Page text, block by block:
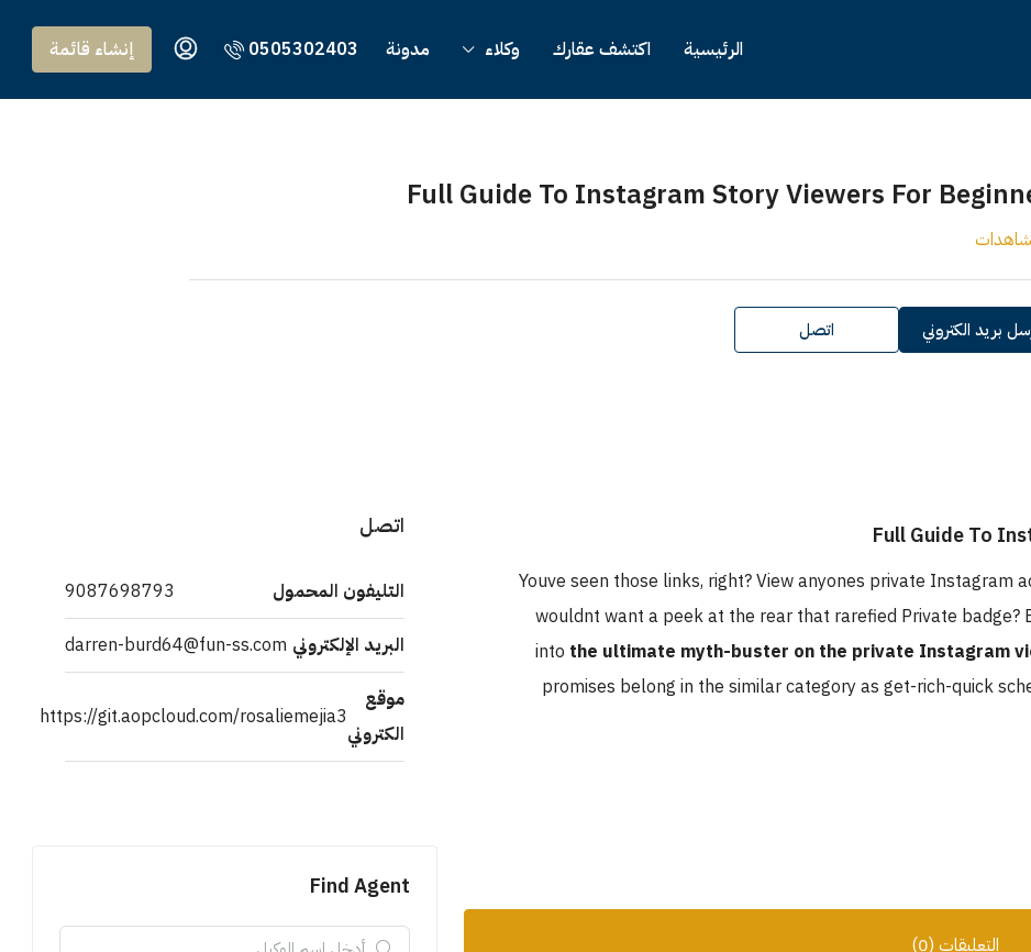
الرئيسية اكتشف عقارك وكلاء مدونة 0505302403 إنشاء قائمة
Full Guide To Instagram Story Viewers For
بريد الكتروني اتصل
Youve seen those links, right? View anyones private Instagram
wouldnt want a peek at the rear that rarefied Private
into the ultimate myth-buster on the private Instagram
promises belong in the similar category as get-rich-quick
التعليقات (0)
اتصل
التليفون المحمول 9087698793
البريد الإلكتروني darren-burd64@fun-ss.com
موقع
الكتروني
https://git.aopcloud.com/rosaliemejia3
Find Agent